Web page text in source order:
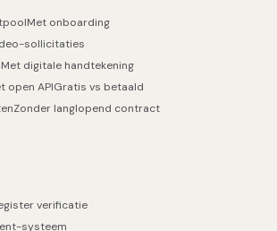
Met onboarding
sollicitaties
Met digitale handtekening
open APIGratis vs betaald
Zonder langlopend contract
verificatie
systeem